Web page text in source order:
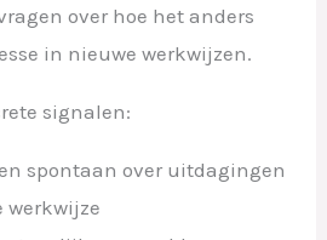
over hoe het anders
in nieuwe werkwijzen.
signalen:
spontaan over uitdagingen
werkwijze